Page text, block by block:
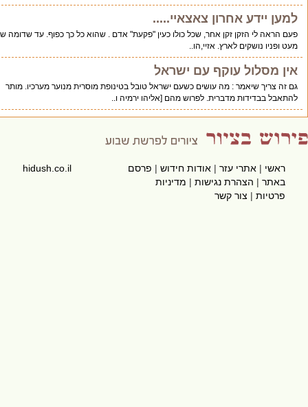
אחרון צאצאיי.....
לי הזקן זקן אחר, שכל כולו כעין "פקעת" אדם . שהוא כל כך כפוף. עד שדומה שעוד
נושקים לארץ. אזיי,הו..
עוקף עם ישראל
שיאמר : מה עושים כשעם ישראל טובל בטינופת מוסרית מנוער מערכיו. מותר
מדברית. לפרוש מהם [אליהו ירמיה ו..
אתרי עזר |אודות חידוש|פרסם
הצהרת נגישות|מדיניות
צור קשר
hidush.co.il